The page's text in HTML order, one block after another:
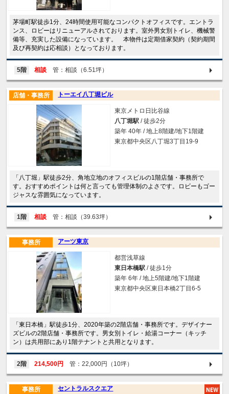
茅場町駅徒歩1分、24時間使用可能なコンパクトオフィスです。エントラ
ンス、ロビーはリニューアルされております。室外男女別トイレ、機械警
備等、充実した設備になっています。 本物件は定期借家契約（契約期間
及び再契約は応相談）となっております。
5階 相談 管：相談（6.51坪）
トーエイ八丁堀ビル
店舗・事務所
東京メトロ日比谷線
八丁堀駅 / 徒歩2分
築年 40年 / 地上8階建/地下1階建
東京都中央区八丁堀3丁目19-9
「八丁堀」駅徒歩2分、角地立地のオフィスビルの1階店舗・事務所で
す。おすすめポイントは何と言っても管理体制のよさです。ロビーもゴー
ジャスな雰囲気になっています。
1階 相談 管：相談（39.63坪）
アーツ東京
事務所
都営浅草線
東日本橋駅 / 徒歩1分
築年 6年 / 地上5階建/地下1階建
東京都中央区東日本橋2丁目6-5
「東日本橋」駅徒歩1分、2020年築の2階店舗・事務所です。デザイナー
ズビルの2階店舗・事務所です。男女別トイレ・給湯コーナー（キッチ
ン）は共用部にあり1階テナントと共用となります。
2階 214,500円 管：22,000円（10坪）
セントラルスクエア
事務所